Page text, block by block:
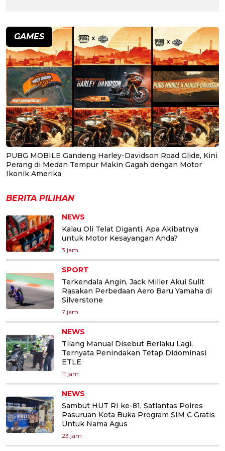
GAMES
PUBG MOBILE Gandeng Harley-Davidson Road Glide, Kini
Perang di Medan Tempur Makin Gagah dengan Motor
Ikonik Amerika
BERITA PILIHAN
NEWS
Kalau Oli Telat Diganti, Apa Akibatnya
untuk Motor Kesayangan Anda?
3 jam
SPORT
Terkendala Angin, Jack Miller Akui Sulit
Rasakan Perbedaan Aero Baru Yamaha di
Silverstone
7 jam
NEWS
Tilang Manual Disebut Berlaku Lagi,
Ternyata Penindakan Tetap Didominasi
ETLE
11 jam
NEWS
Sambut HUT RI ke-81, Satlantas Polres
Pasuruan Kota Buka Program SIM C Gratis
Untuk Nama Agus
23 jam